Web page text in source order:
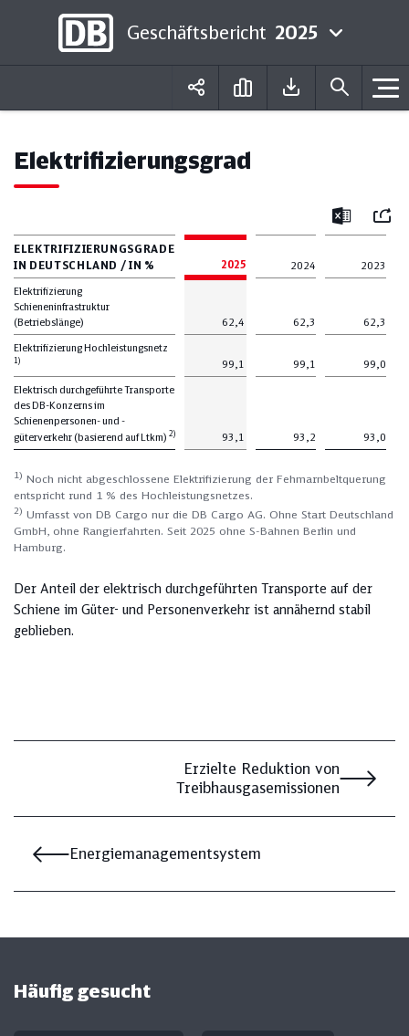
Geschäftsbericht 2025
Elektrifizierungsgrad
Mail
Excel
ELEKTRIFIZIERUNGSGRADE
IN DEUTSCHLAND / IN %
2025 2024
2023
Elektrifizierung
Schieneninfrastruktur
(Betriebslänge)
62,4 62,3
62,3
Elektrifizierung Hochleistungsnetz
1) 99,1 99,1
99,0
Elektrisch durchgeführte Transporte
des DB-Konzerns im
Schienenpersonen- und -
güterverkehr (basierend auf Ltkm) 2) 93,1 93,2 93,0
1) Noch nicht abgeschlossene Elektrifizierung der Fehmarnbeltquerung
entspricht rund 1 % des Hochleistungsnetzes.
2) Umfasst von DB Cargo nur die DB Cargo AG. Ohne Start Deutschland
GmbH, ohne Rangierfahrten. Seit 2025 ohne S-Bahnen Berlin und
Hamburg.
Der Anteil der elektrisch durchgeführten Transporte auf der
Schiene im Güter- und Personenverkehr ist annähernd stabil
geblieben.
Energiemanagementsystem
Erzielte Reduktion von
Treibhausgasemissionen
Häufig gesucht